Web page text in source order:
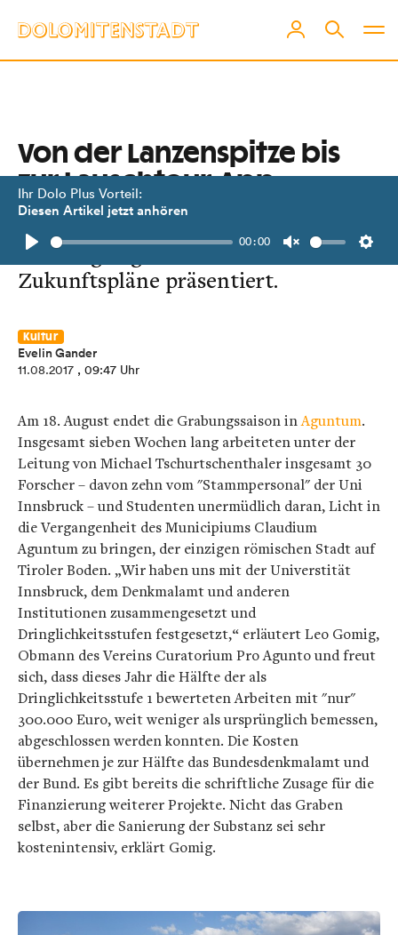
Ihr Dolo Plus Vorteil:
Diesen Artikel jetzt anhören
Play
00:00
Unmute
Von der Lanzenspitze bis
zur Lauschtour-App
In Aguntum wurden spannende
Grabungsergebnisse und
Zukunftspläne präsentiert.
Kultur
Evelin Gander
11.08.2017 , 09:47 Uhr
Am 18. August endet die Grabungssaison inAguntum.
Insgesamt sieben Wochen lang arbeiteten unter der
Leitung von Michael Tschurtschenthaler insgesamt 30
Forscher – davon zehn vom "Stammpersonal" der Uni
Innsbruck – und Studenten unermüdlich daran, Licht in
die Vergangenheit des Municipiums Claudium
Aguntum zu bringen, der einzigen römischen Stadt auf
Tiroler Boden. „Wir haben uns mit der Universtität
Innsbruck, dem Denkmalamt und anderen
Institutionen zusammengesetzt und
Dringlichkeitsstufen festgesetzt,“ erläutert Leo Gomig,
Obmann des Vereins Curatorium Pro Agunto und freut
sich, dass dieses Jahr die Hälfte der als
Dringlichkeitsstufe 1 bewerteten Arbeiten mit "nur"
300.000 Euro, weit weniger als ursprünglich bemessen,
abgeschlossen werden konnten. Die Kosten
übernehmen je zur Hälfte das Bundesdenkmalamt und
der Bund. Es gibt bereits die schriftliche Zusage für die
Finanzierung weiterer Projekte. Nicht das Graben
selbst, aber die Sanierung der Substanz sei sehr
kostenintensiv, erklärt Gomig.